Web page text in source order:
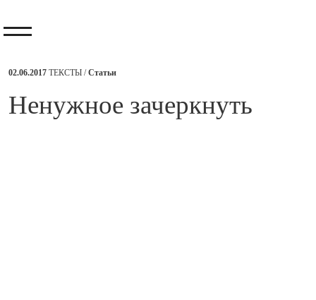
02.06.2017 ТЕКСТЫ /Статьи
​Ненужное зачеркнуть